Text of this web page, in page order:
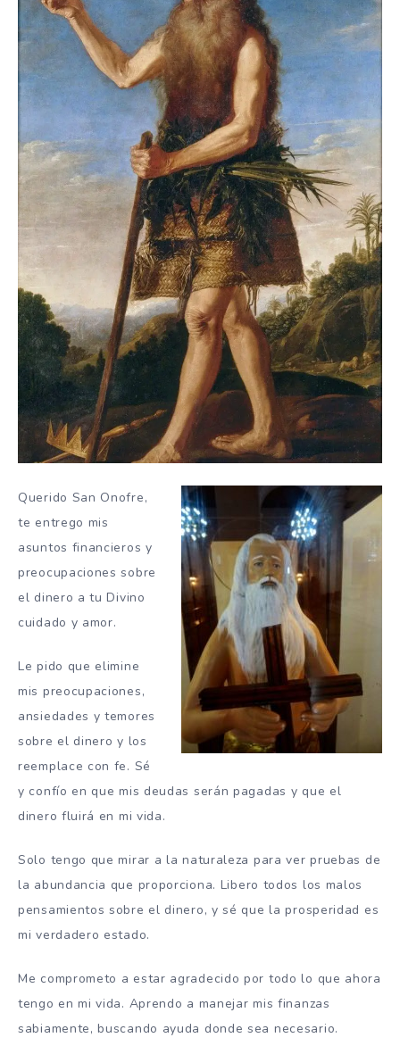
Querido San Onofre,
te entrego mis
asuntos financieros y
preocupaciones sobre
el dinero a tu Divino
cuidado y amor.
Le pido que elimine
mis preocupaciones,
ansiedades y temores
sobre el dinero y los
reemplace con fe. Sé
y confío en que mis deudas serán pagadas y que el
dinero fluirá en mi vida.
Solo tengo que mirar a la naturaleza para ver pruebas de
la abundancia que proporciona. Libero todos los malos
pensamientos sobre el dinero, y sé que la prosperidad es
mi verdadero estado.
Me comprometo a estar agradecido por todo lo que ahora
tengo en mi vida. Aprendo a manejar mis finanzas
sabiamente, buscando ayuda donde sea necesario.